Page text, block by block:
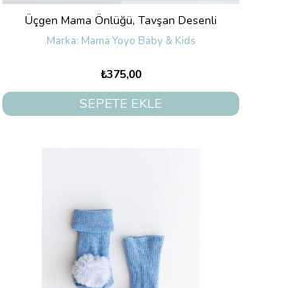
Üçgen Mama Önlüğü, Tavşan Desenli
Mama Yoyo Baby & Kids
₺375,00
SEPETE EKLE